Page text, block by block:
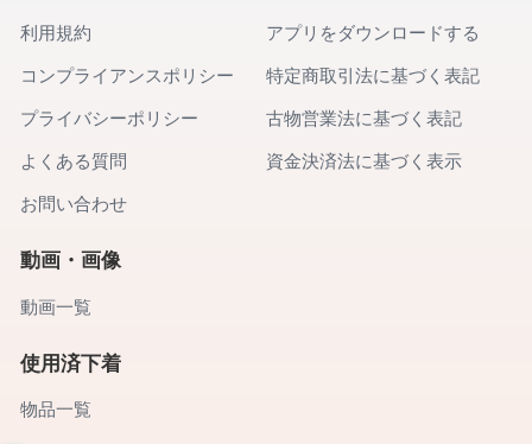
利用規約
コンプライアンスポリシー
プライバシーポリシー
よくある質問
お問い合わせ
アプリをダウンロードする
特定商取引法に基づく表記
古物営業法に基づく表記
資金決済法に基づく表示
動画・画像
動画一覧
使用済下着
物品一覧